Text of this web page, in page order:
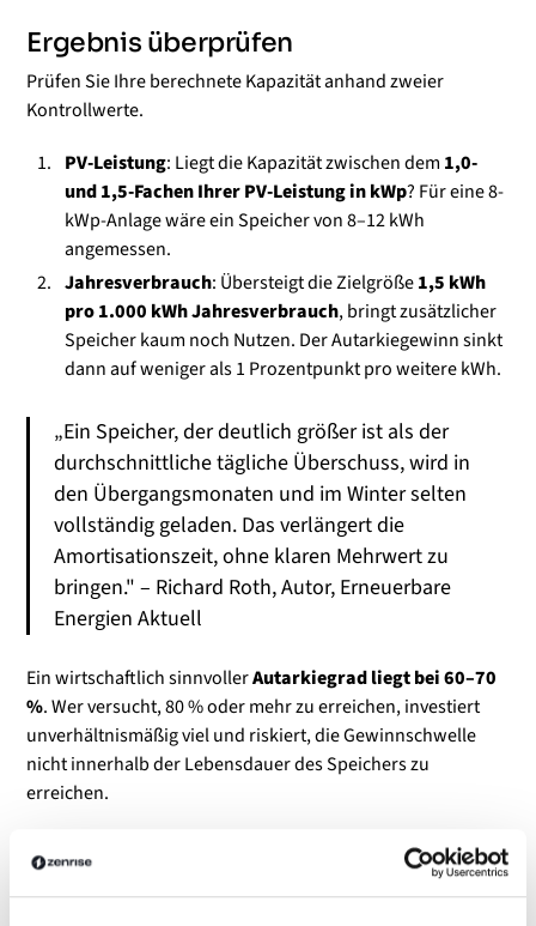
Ergebnis überprüfen
Prüfen Sie Ihre berechnete Kapazität anhand zweier
Kontrollwerte.
PV-Leistung: Liegt die Kapazität zwischen dem 1,0-
und 1,5-Fachen Ihrer PV-Leistung in kWp? Für eine 8-
kWp-Anlage wäre ein Speicher von 8–12 kWh
angemessen.
Jahresverbrauch: Übersteigt die Zielgröße1,5 kWh
pro 1.000 kWh Jahresverbrauch, bringt zusätzlicher
Speicher kaum noch Nutzen. Der Autarkiegewinn sinkt
dann auf weniger als 1 Prozentpunkt pro weitere kWh.
„Ein Speicher, der deutlich größer ist als der
durchschnittliche tägliche Überschuss, wird in
den Übergangsmonaten und im Winter selten
vollständig geladen. Das verlängert die
Amortisationszeit, ohne klaren Mehrwert zu
bringen." – Richard Roth, Autor, Erneuerbare
Energien Aktuell
Ein wirtschaftlich sinnvollerAutarkiegrad liegt bei 60–70
%. Wer versucht, 80 % oder mehr zu erreichen, investiert
unverhältnismäßig viel und riskiert, die Gewinnschwelle
nicht innerhalb der Lebensdauer des Speichers zu
erreichen.
Speichergröße anpassen:
Verbrauchsprofil und